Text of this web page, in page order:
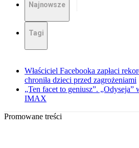
Najnowsze
Tagi
Właściciel Facebooka zapłaci
chroniła dzieci przed zagrożeniami
„Ten facet to geniusz”. „Odyseja”
IMAX
Promowane treści